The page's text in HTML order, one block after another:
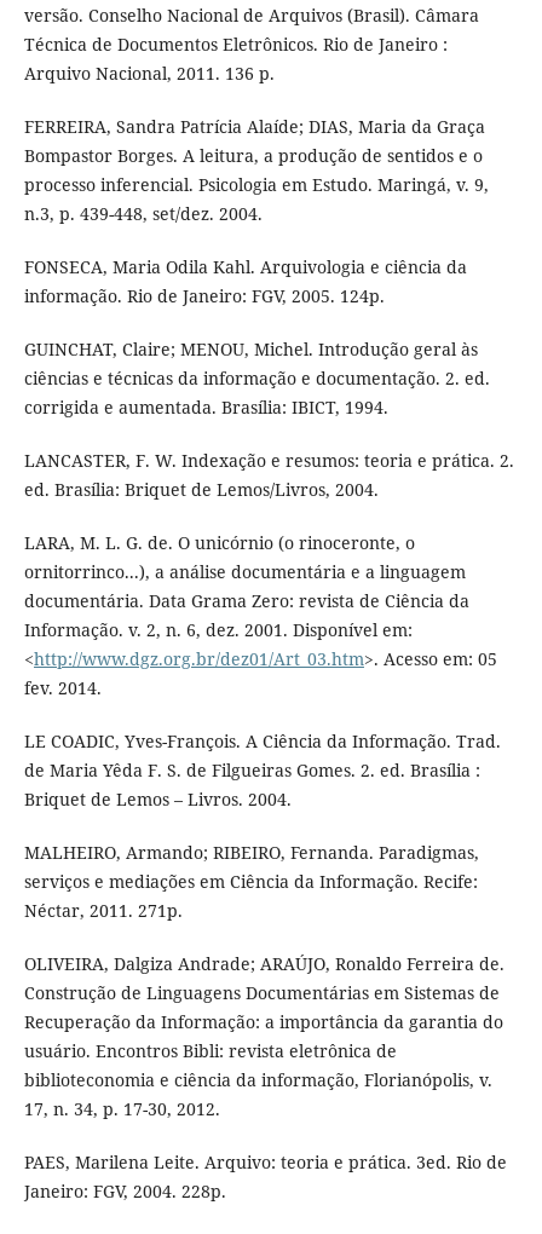
versão. Conselho Nacional de Arquivos (Brasil). Câmara
Técnica de Documentos Eletrônicos. Rio de Janeiro :
Arquivo Nacional, 2011. 136 p.
FERREIRA, Sandra Patrícia Alaíde; DIAS, Maria da Graça
Bompastor Borges. A leitura, a produção de sentidos e o
processo inferencial. Psicologia em Estudo. Maringá, v. 9,
n.3, p. 439-448, set/dez. 2004.
FONSECA, Maria Odila Kahl. Arquivologia e ciência da
informação. Rio de Janeiro: FGV, 2005. 124p.
GUINCHAT, Claire; MENOU, Michel. Introdução geral às
ciências e técnicas da informação e documentação. 2. ed.
corrigida e aumentada. Brasília: IBICT, 1994.
LANCASTER, F. W. Indexação e resumos: teoria e prática. 2.
ed. Brasília: Briquet de Lemos/Livros, 2004.
LARA, M. L. G. de. O unicórnio (o rinoceronte, o
ornitorrinco...), a análise documentária e a linguagem
documentária. Data Grama Zero: revista de Ciência da
Informação. v. 2, n. 6, dez. 2001. Disponível em:
<http://www.dgz.org.br/dez01/Art_03.htm>. Acesso em: 05
fev. 2014.
LE COADIC, Yves-François. A Ciência da Informação. Trad.
de Maria Yêda F. S. de Filgueiras Gomes. 2. ed. Brasília :
Briquet de Lemos – Livros. 2004.
MALHEIRO, Armando; RIBEIRO, Fernanda. Paradigmas,
serviços e mediações em Ciência da Informação. Recife:
Néctar, 2011. 271p.
OLIVEIRA, Dalgiza Andrade; ARAÚJO, Ronaldo Ferreira de.
Construção de Linguagens Documentárias em Sistemas de
Recuperação da Informação: a importância da garantia do
usuário. Encontros Bibli: revista eletrônica de
biblioteconomia e ciência da informação, Florianópolis, v.
17, n. 34, p. 17-30, 2012.
PAES, Marilena Leite. Arquivo: teoria e prática. 3ed. Rio de
Janeiro: FGV, 2004. 228p.